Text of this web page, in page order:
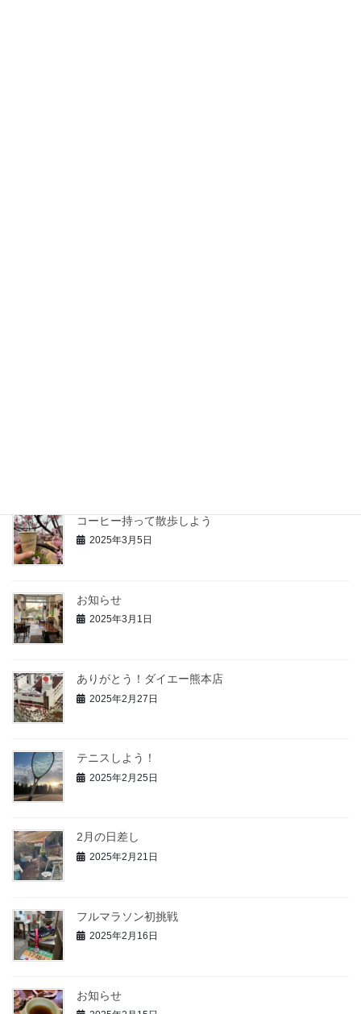
コーヒー持って散歩しよう
2025年3月5日
お知らせ
2025年3月1日
ありがとう！ダイエー熊本店
2025年2月27日
テニスしよう！
2025年2月25日
2月の日差し
2025年2月21日
フルマラソン初挑戦
2025年2月16日
お知らせ